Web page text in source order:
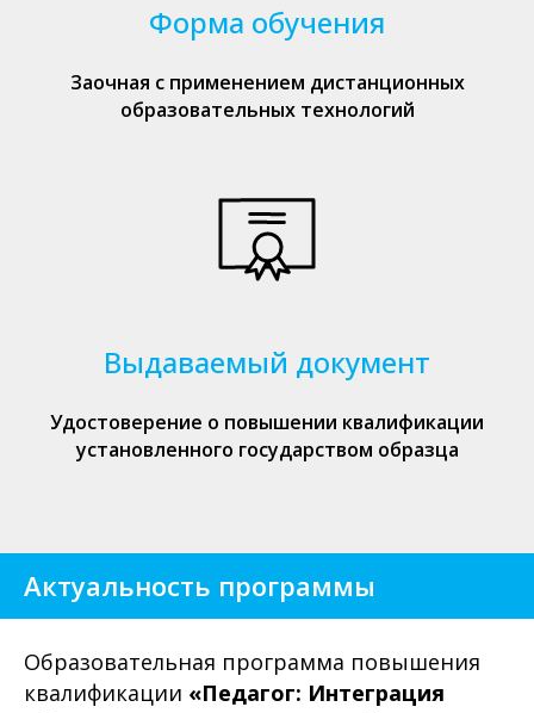
Форма обучения
Заочная с применением дистанционных
образовательных технологий
Выдаваемый документ
Удостоверение о повышении квалификации
установленного государством образца
Актуальность программы
Образовательная программа повышения
квалификации «Педагог: Интеграция